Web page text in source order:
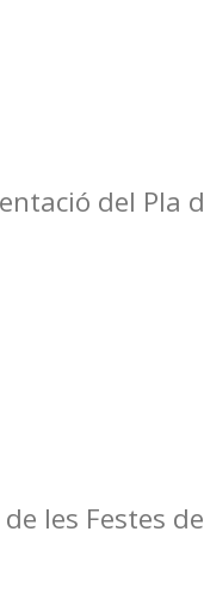
del Pla
les Festes